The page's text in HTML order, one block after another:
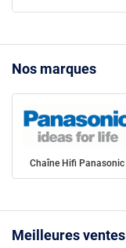
Nos marques
Chaîne Hifi Panasonic
Meilleures ventes